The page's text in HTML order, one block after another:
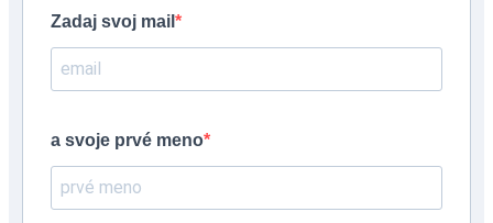
Zadaj svoj mail
a svoje prvé meno